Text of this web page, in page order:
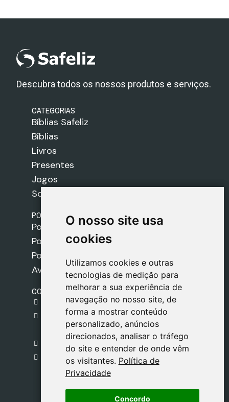
O nosso site usa
cookies
Utilizamos cookies e outras
tecnologias de medição para
melhorar a sua experiência de
navegação no nosso site, de
forma a mostrar conteúdo
personalizado, anúncios
direcionados, analisar o tráfego
do site e entender de onde vêm
os visitantes. Política de
Privacidade
Concordo
O nosso site usa
cookies
Utilizamos cookies e outras
tecnologias de medição para
melhorar a sua experiência de
navegação no nosso site, de
forma a mostrar conteúdo
personalizado, anúncios
direcionados, analisar o tráfego
do site e entender de onde vêm
os visitantes. Política de
Privacidade
Concordo
Descubra todos os nossos produtos e serviços.
CATEGORIAS
Bíblias Safeliz
Bíblias
Livros
Presentes
Jogos
Sobre nós
POLÍTICAS
Política de Envios
Política de Cookies
Política de Privacidade
Aviso Legal
CONTACTO
gestion@safeliz.com
C. del Pradillo, 6, 28770 Colmenar Viejo,
Madrid
+34 918 459 877
Segunda a Sexta
09:00 - 13:00